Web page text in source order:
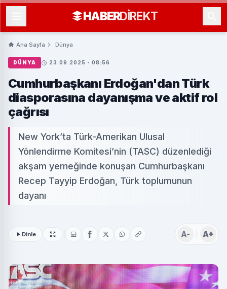
HABERDIREKT
Ana Sayfa Dünya
DÜNYA 23.09.2025 - 08:56
Cumhurbaşkanı Erdoğan'dan Türk
diasporasına dayanışma ve aktif rol
çağrısı
New York’ta Türk-Amerikan Ulusal
Yönlendirme Komitesi’nin (TASC) düzenlediği
akşam yemeğinde konuşan Cumhurbaşkanı
Recep Tayyip Erdoğan, Türk toplumunun
dayanı
Dinle A- A+